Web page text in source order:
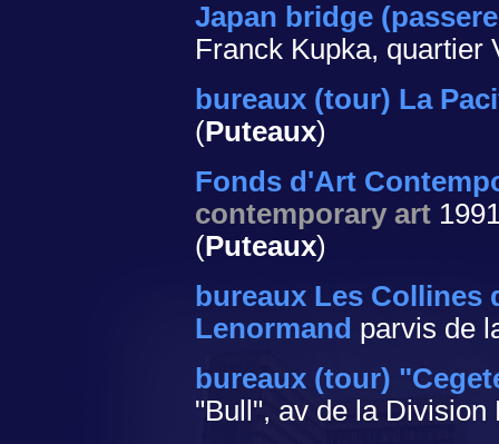
Japan bridge
Franck Kupka, quartier
bureaux (tour) La
(Puteaux)
Fonds d'Art
contemporary art
(Puteaux)
bureaux Les Collines
Lenormand parvis de
bureaux (tour)
"Bull", av de la Division